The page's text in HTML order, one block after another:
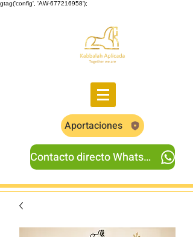
gtag('config', 'AW-677216958');
Aportaciones
Contacto directo Whatsapp